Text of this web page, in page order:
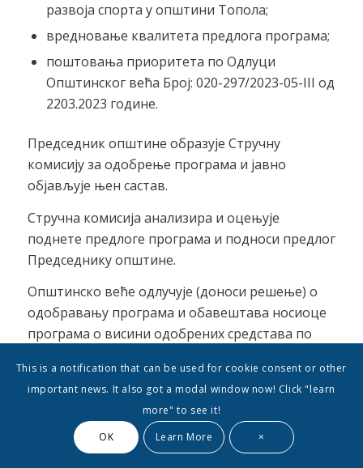
развоја спорта у општини Топола;
вредновање квалитета предлога програма;
поштовања приоритета по Одлуци
Општинског већа Број: 020-297/2023-05-III oд
2203.2023 године.
Председник општине образује Стручну
комисију за одобрење програма и јавно
објављује њен састав.
Стручна комисија анализира и оцењује
поднете предлоге програма и подноси предлог
Председнику општине.
Општинско веће одлучује (доноси решење) о
одобравању програма и обавештава носиоце
програма о висини одобрених средстава по
Председник општине закључује уговор о
реализовању програма.
VII.
Планирана средстваза финансирање
This is a notification that can be used for cookie consent or other
important news. It also got a modal window now! Click "learn
more" to see it!
OK
Learn More ×